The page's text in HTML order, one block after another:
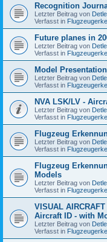
Recognition
Letzter Beitrag von
Verfasst in
Future planes in
Letzter Beitrag von
Verfasst in
Model Presentation
Letzter Beitrag von
Verfasst in
NVA LSK/LV -
Letzter Beitrag von
Verfasst in
Flugzeug
Letzter Beitrag von
Verfasst in
Flugzeug
Models
Letzter Beitrag von
Verfasst in
VISUAL
Aircraft ID - with
Letzter Beitrag von
Verfasst in